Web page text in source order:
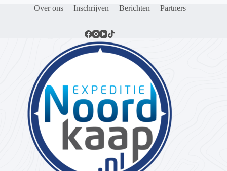
Over ons Inschrijven Berichten Partners